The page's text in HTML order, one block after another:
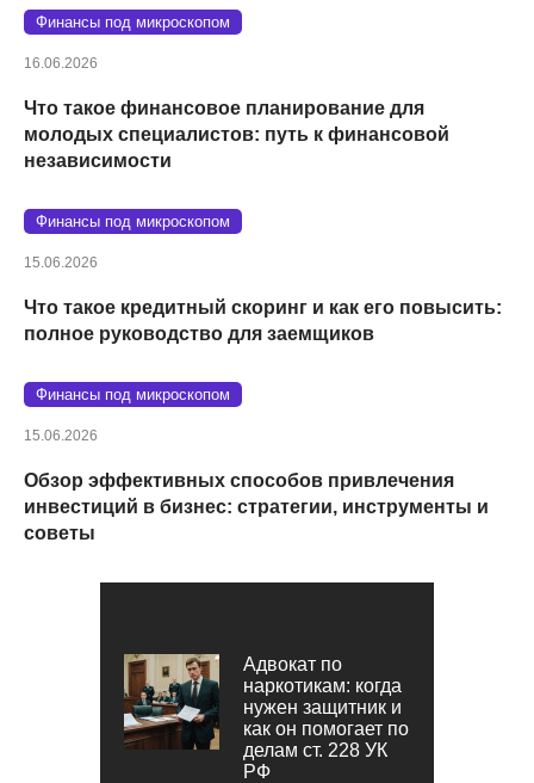
Финансы под микроскопом
16.06.2026
Что такое финансовое планирование для
молодых специалистов: путь к финансовой
независимости
Финансы под микроскопом
15.06.2026
Что такое кредитный скоринг и как его повысить:
полное руководство для заемщиков
Финансы под микроскопом
15.06.2026
Обзор эффективных способов привлечения
инвестиций в бизнес: стратегии, инструменты и
советы
Адвокат по
наркотикам: когда
нужен защитник и
как он помогает по
делам ст. 228 УК
РФ